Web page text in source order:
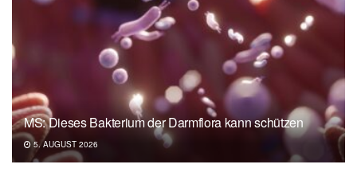
MS: Dieses Bakterium der Darmflora kann schützen
5. AUGUST 2026